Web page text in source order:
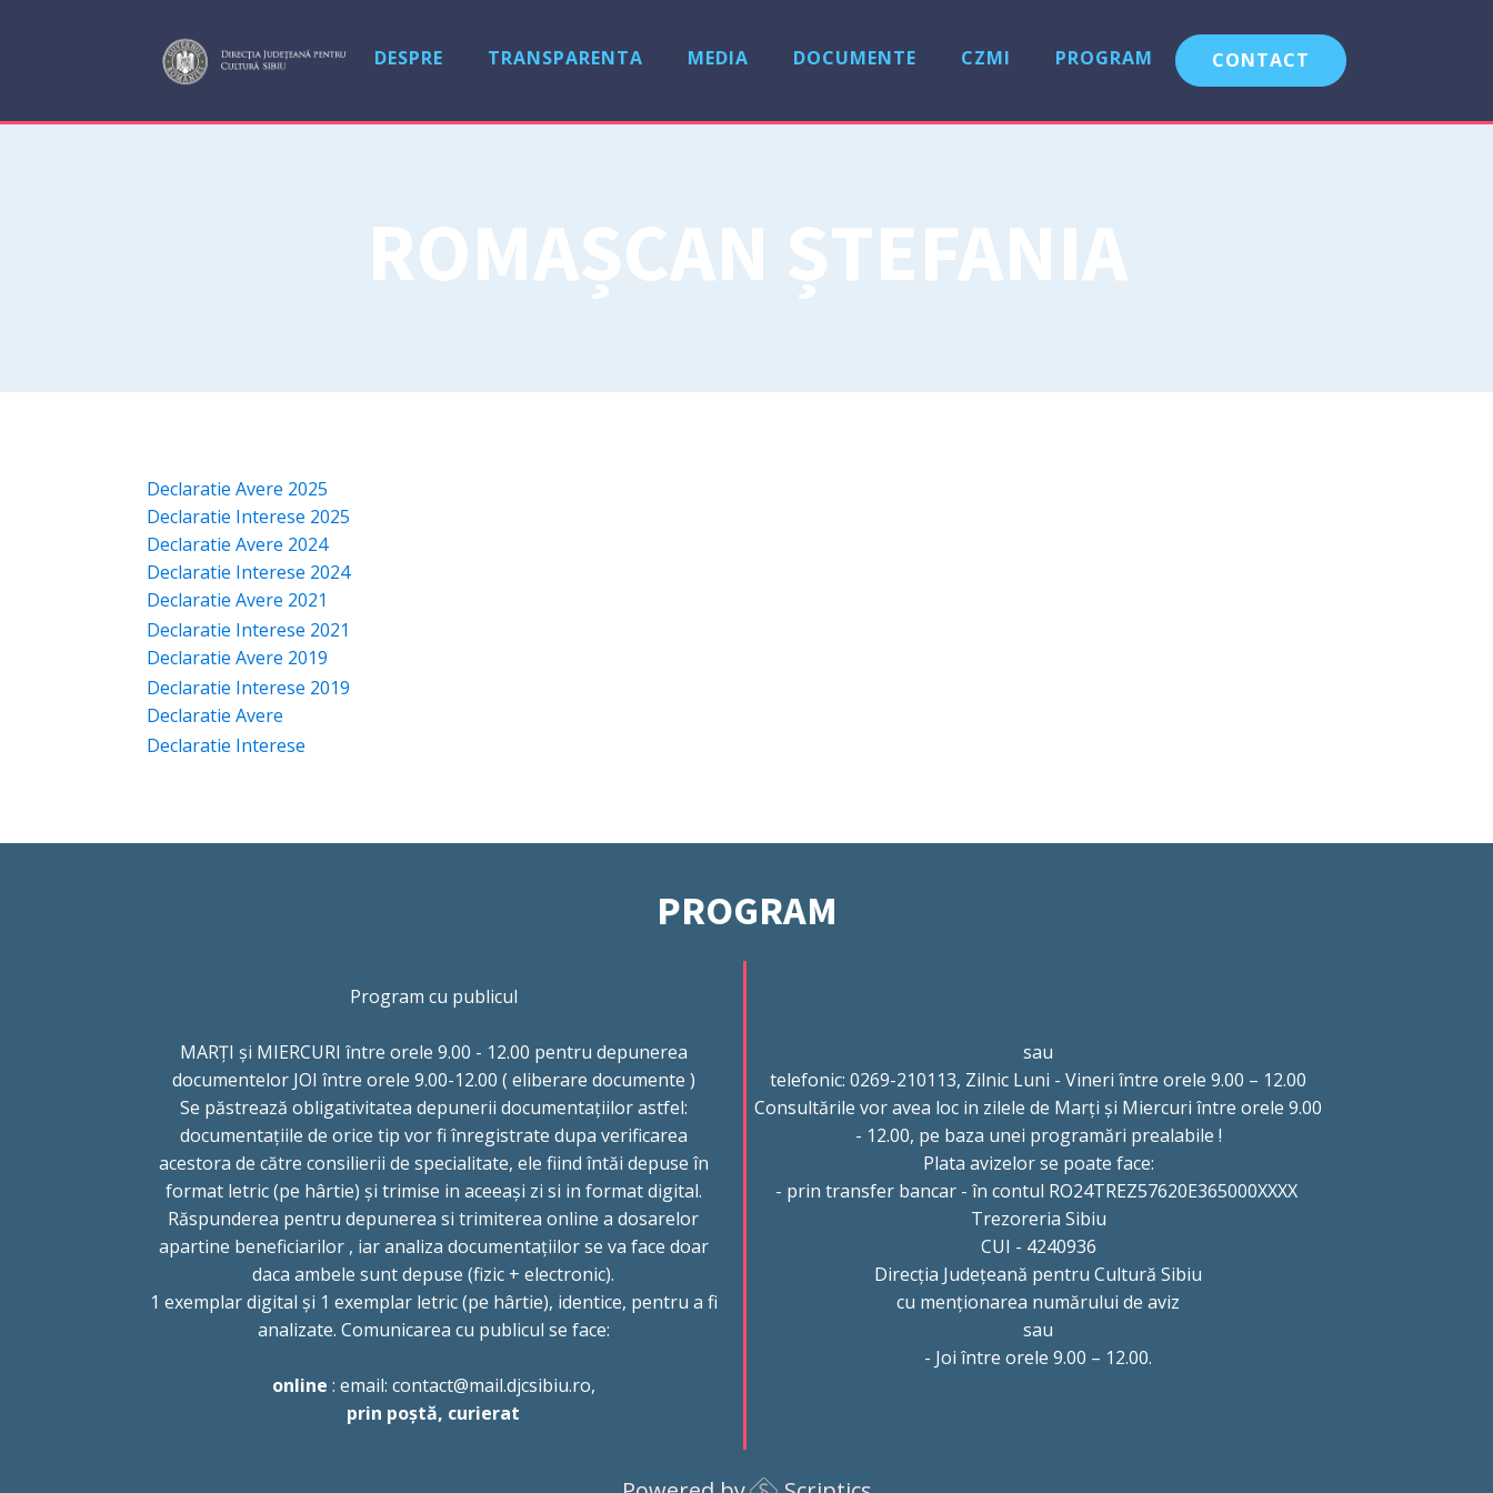
DESPRE TRANSPARENTA MEDIA DOCUMENTE CZMI PROGRAM CONTACT
ROMAȘCAN ȘTEFANIA
Declaratie Avere 2025
Declaratie Interese 2025
Declaratie Avere 2024
Declaratie Interese 2024
Declaratie Avere 2021
Declaratie Interese 2021
Declaratie Avere 2019
Declaratie Interese 2019
Declaratie Avere
Declaratie Interese
PROGRAM
Program cu publicul
MARȚI și MIERCURI între orele 9.00 - 12.00 pentru depunerea
documentelor JOI între orele 9.00-12.00 ( eliberare documente )
Se păstrează obligativitatea depunerii documentațiilor astfel:
documentațiile de orice tip vor fi înregistrate dupa verificarea
acestora de către consilierii de specialitate, ele fiind întăi depuse în
format letric (pe hârtie) și trimise in aceeași zi si in format digital.
Răspunderea pentru depunerea si trimiterea online a dosarelor
apartine beneficiarilor , iar analiza documentațiilor se va face doar
daca ambele sunt depuse (fizic + electronic).
1 exemplar digital și 1 exemplar letric (pe hârtie), identice, pentru a fi
analizate. Comunicarea cu publicul se face:
online : email: contact@mail.djcsibiu.ro,
prin poștă, curierat
sau
telefonic: 0269-210113, Zilnic Luni - Vineri între orele 9.00 – 12.00
Consultările vor avea loc in zilele de Marți și Miercuri între orele 9.00
- 12.00, pe baza unei programări prealabile !
Plata avizelor se poate face:
- prin transfer bancar - în contul RO24TREZ57620E365000XXXX
Trezoreria Sibiu
CUI - 4240936
Direcția Județeană pentru Cultură Sibiu
cu menționarea numărului de aviz
sau
- Joi între orele 9.00 – 12.00.